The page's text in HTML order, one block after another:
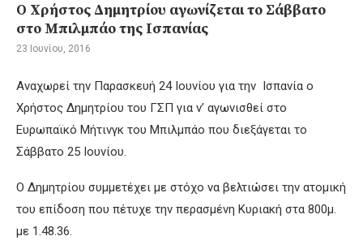
Ο Χρήστος Δημητρίου αγωνίζεται το Σάββατο
στο Μπιλμπάο της Ισπανίας
23 Ιουνίου, 2016
Αναχωρεί την Παρασκευή 24 Ιουνίου για την Ισπανία ο
Χρήστος Δημητρίου του ΓΣΠ για ν’ αγωνισθεί στο
Ευρωπαϊκό Μήτινγκ του Μπιλμπάο που διεξάγεται το
Σάββατο 25 Ιουνίου.
Ο Δημητρίου συμμετέχει με στόχο να βελτιώσει την ατομική
του επίδοση που πέτυχε την περασμένη Κυριακή στα 800μ.
με 1.48.36.